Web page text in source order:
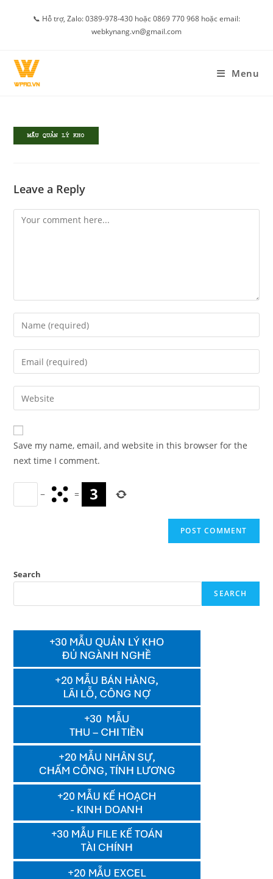
📞 Hỗ trợ, Zalo: 0389-978-430 hoặc 0869 770 968 hoặc email:
webkynang.vn@gmail.com
Menu
Leave a Reply
Comment
Enter
your
name
comment
Enter
your
email
address
comment
Enter
your
website
URL
(optional)
Save my name, email, and website in this browser for the
next time I comment.
− =
Search
SEARCH